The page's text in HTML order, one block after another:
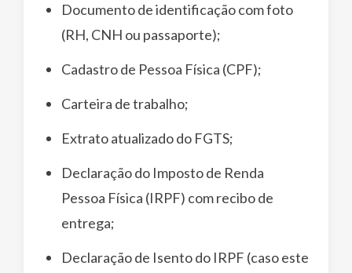
Documento de identificação com foto
(RH, CNH ou passaporte);
Cadastro de Pessoa Física (CPF);
Carteira de trabalho;
Extrato atualizado do FGTS;
Declaração do Imposto de Renda
Pessoa Física (IRPF) com recibo de
entrega;
Declaração de Isento do IRPF (caso este